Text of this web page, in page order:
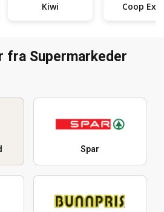
Kiwi Coop
fra Supermarkeder
Spar